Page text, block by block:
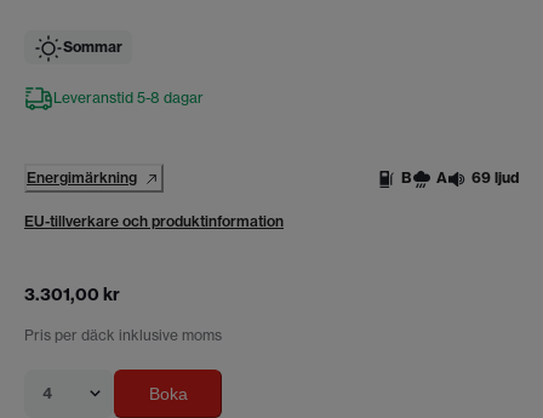
Sommar
Leveranstid 5-8 dagar
Energimärkning B A 69 ljud
EU-tillverkare och produktinformation
3.301,00 kr
Pris per däck inklusive moms
4 Boka